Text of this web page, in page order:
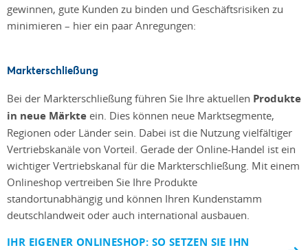
gewinnen, gute Kunden zu binden und Geschäftsrisiken zu
minimieren – hier ein paar Anregungen:
Markterschließung
Bei der Markterschließung führen Sie Ihre aktuellen Produkte
in neue Märkte ein. Dies können neue Marktsegmente,
Regionen oder Länder sein. Dabei ist die Nutzung vielfältiger
Vertriebskanäle von Vorteil. Gerade der Online-Handel ist ein
wichtiger Vertriebskanal für die Markterschließung. Mit einem
Onlineshop vertreiben Sie Ihre Produkte
standortunabhängig und können Ihren Kundenstamm
deutschlandweit oder auch international ausbauen.
IHR EIGENER ONLINESHOP: SO SETZEN SIE IHN